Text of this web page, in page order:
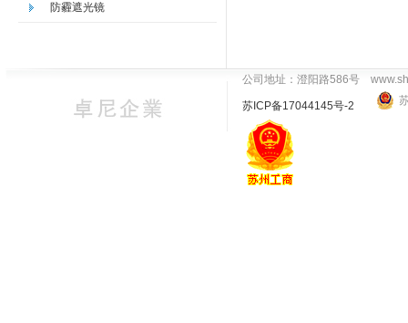
防霾遮光镜
公司地址：澄阳路586号
苏ICP备17044145号-2